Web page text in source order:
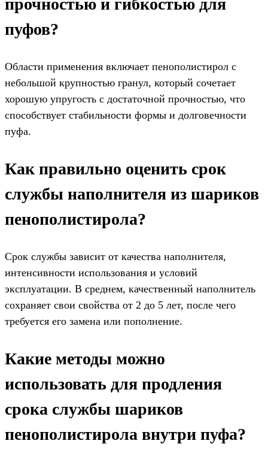
прочностью и гибкостью для
пуфов?
Области применения включает пенополистирол с
небольшой крупностью гранул, который сочетает
хорошую упругость с достаточной прочностью, что
способствует стабильности формы и долговечности
пуфа.
Как правильно оценить срок
службы наполнителя из шариков
пенополистирола?
Срок службы зависит от качества наполнителя,
интенсивности использования и условий
эксплуатации. В среднем, качественный наполнитель
сохраняет свои свойства от 2 до 5 лет, после чего
требуется его замена или пополнение.
Какие методы можно
использовать для продления
срока службы шариков
пенополистирола внутри пуфа?